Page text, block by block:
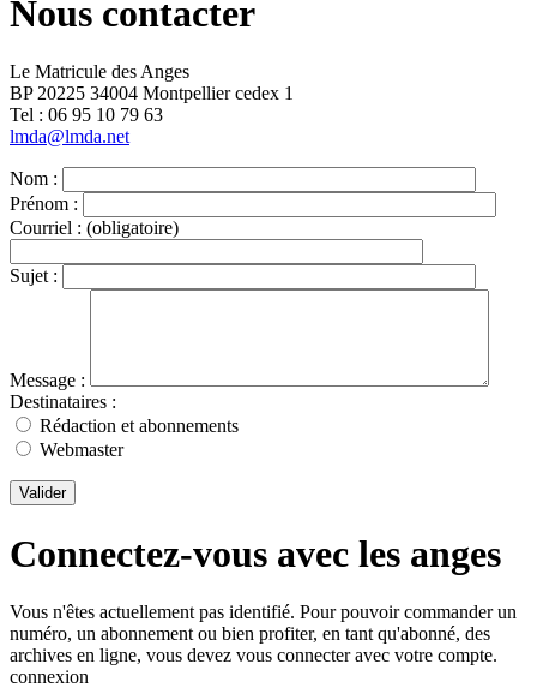
Nous contacter
Le Matricule des Anges
BP 20225 34004 Montpellier cedex 1
Tel : ‭06 95 10 79 63
lmda@lmda.net
Nom :
Prénom :
Courriel : (obligatoire)
Sujet :
Message :
Destinataires :
Rédaction et abonnements
Webmaster
Valider
Connectez-vous avec les anges
Vous n'êtes actuellement pas identifié. Pour pouvoir commander un
numéro, un abonnement ou bien profiter, en tant qu'abonné, des
archives en ligne, vous devez vous connecter avec votre compte.
connexion